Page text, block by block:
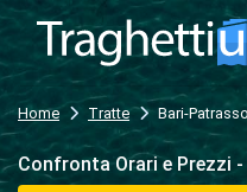
Home Tratte Bari-Patrasso
Confronta Orari e Prezzi